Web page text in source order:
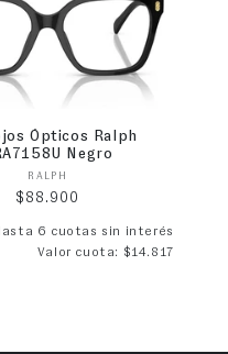
Ópticos Ralph
Negro
Proveedor:
RALPH
Precio habitual
$88.900
6 cuotas sin interés
Valor cuota: $14.817